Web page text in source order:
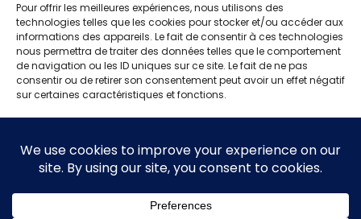
Pour offrir les meilleures expériences, nous utilisons des
technologies telles que les cookies pour stocker et/ou accéder aux
informations des appareils. Le fait de consentir à ces technologies
nous permettra de traiter des données telles que le comportement
de navigation ou les ID uniques sur ce site. Le fait de ne pas
consentir ou de retirer son consentement peut avoir un effet négatif
sur certaines caractéristiques et fonctions.
Refuser
Voir les préférences
Mentions légales
Politique de cookies
Politique de confidentialité